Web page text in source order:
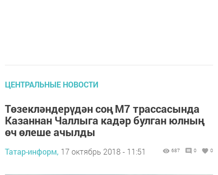
ЦЕНТРАЛЬНЫЕ НОВОСТИ
Төзекләндерүдән соң М7 трассасында
Казаннан Чаллыга кадәр булган юлның
өч өлеше ачылды
Татар-информ, 17 октябрь 2018 - 11:51 687 0 0